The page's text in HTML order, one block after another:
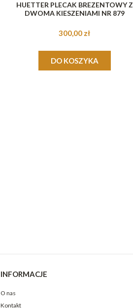
HUETTER PLECAK BREZENTOWY Z
DWOMA KIESZENIAMI NR 879
300,00 zł
DO KOSZYKA
INFORMACJE
O nas
Kontakt